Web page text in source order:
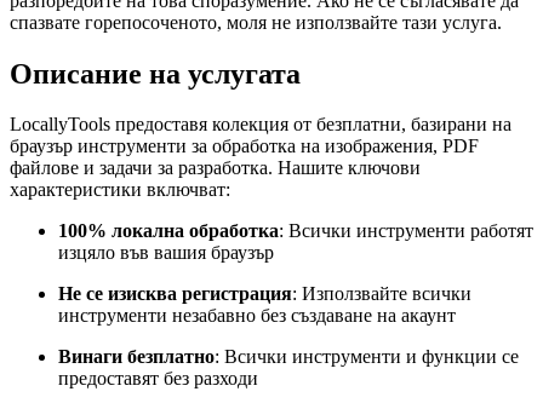
спазвате горепосоченото, моля не използвайте тази услуга.
Описание на услугата
LocallyTools предоставя колекция от безплатни, базирани на
браузър инструменти за обработка на изображения, PDF
файлове и задачи за разработка. Нашите ключови
характеристики включват:
100% локална обработка: Всички инструменти работят
изцяло във вашия браузър
Не се изисква регистрация: Използвайте всички
инструменти незабавно без създаване на акаунт
Винаги безплатно: Всички инструменти и функции се
предоставят без разходи